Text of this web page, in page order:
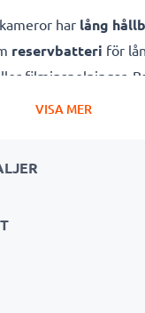
har lång
reservbatteri för
filminspelningar.
och utvecklat
lång användning:
VISA MER